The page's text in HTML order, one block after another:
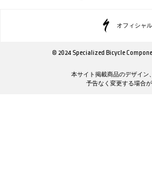
オフィシャ
© 2024 Specialized Bicycle
本サイト掲載商品のデザイン
予告なく変更する場合が